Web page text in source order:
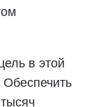
в этой
Обеспечить